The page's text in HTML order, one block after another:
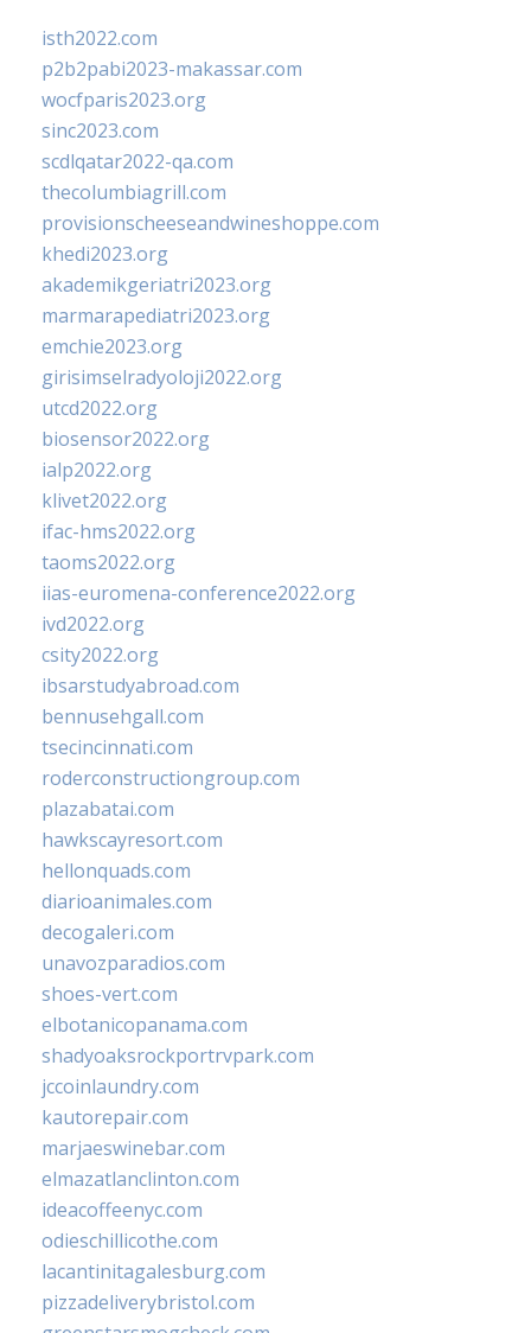
isth2022.com
p2b2pabi2023-makassar.com
wocfparis2023.org
sinc2023.com
scdlqatar2022-qa.com
thecolumbiagrill.com
provisionscheeseandwineshoppe.com
khedi2023.org
akademikgeriatri2023.org
marmarapediatri2023.org
emchie2023.org
girisimselradyoloji2022.org
utcd2022.org
biosensor2022.org
ialp2022.org
klivet2022.org
ifac-hms2022.org
taoms2022.org
iias-euromena-conference2022.org
ivd2022.org
csity2022.org
ibsarstudyabroad.com
bennusehgall.com
tsecincinnati.com
roderconstructiongroup.com
plazabatai.com
hawkscayresort.com
hellonquads.com
diarioanimales.com
decogaleri.com
unavozparadios.com
shoes-vert.com
elbotanicopanama.com
shadyoaksrockportrvpark.com
jccoinlaundry.com
kautorepair.com
marjaeswinebar.com
elmazatlanclinton.com
ideacoffeenyc.com
odieschillicothe.com
lacantinitagalesburg.com
pizzadeliverybristol.com